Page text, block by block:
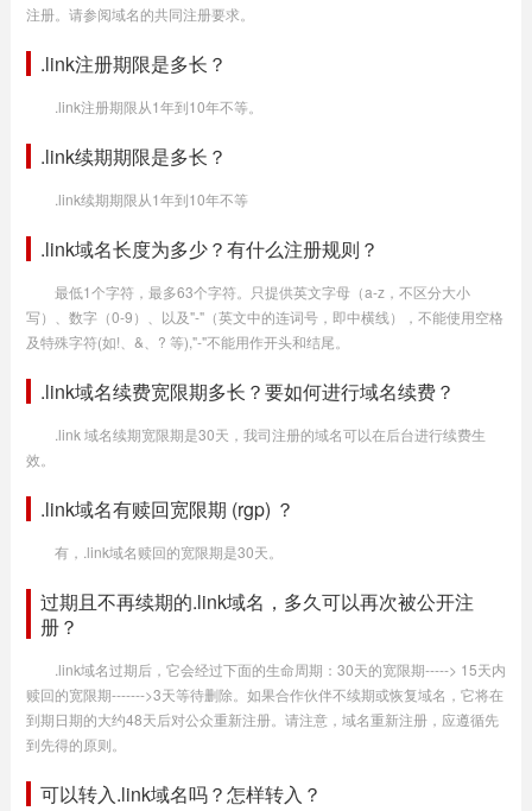
注册。请参阅域名的共同注册要求。
.link注册期限是多长？
.link注册期限从1年到10年不等。
.link续期期限是多长？
.link续期期限从1年到10年不等
.link域名长度为多少？有什么注册规则？
最低1个字符，最多63个字符。只提供英文字母（a-z，不区分大小
写）、数字（0-9）、以及"-"（英文中的连词号，即中横线），不能使用空格
及特殊字符(如!、&、? 等),"-"不能用作开头和结尾。
.link域名续费宽限期多长？要如何进行域名续费？
.link 域名续期宽限期是30天，我司注册的域名可以在后台进行续费生
效。
.link域名有赎回宽限期 (rgp) ？
有，.link域名赎回的宽限期是30天。
过期且不再续期的.link域名，多久可以再次被公开注
册？
.link域名过期后，它会经过下面的生命周期：30天的宽限期-----> 15天内
赎回的宽限期------->3天等待删除。如果合作伙伴不续期或恢复域名，它将在
到期日期的大约48天后对公众重新注册。请注意，域名重新注册，应遵循先
到先得的原则。
可以转入.link域名吗？怎样转入？